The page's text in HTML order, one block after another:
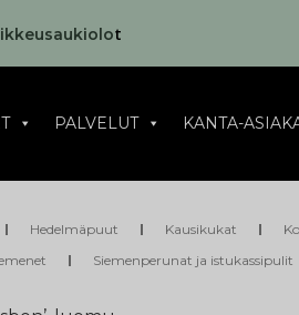
t
PALVELUT KANTA-
Hedelmäpuut Kausikukat
Siemenperunat ja istukassipulit